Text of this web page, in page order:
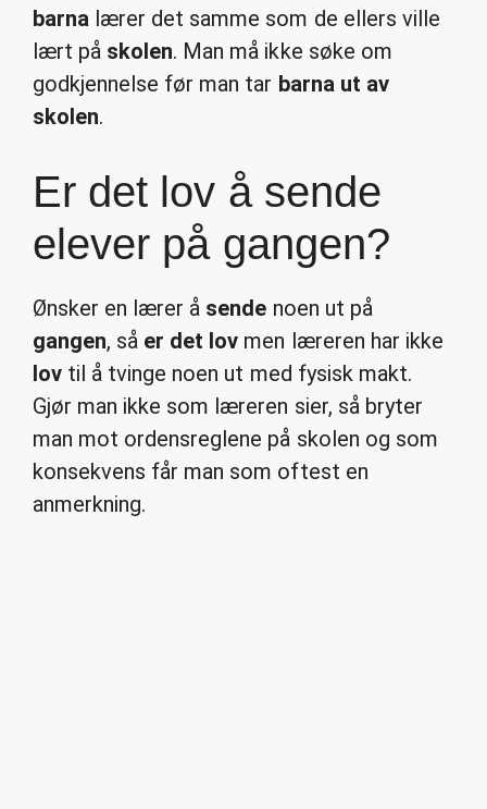
barna lærer det samme som de ellers ville
lært på skolen. Man må ikke søke om
godkjennelse før man tar barna ut av
skolen.
Er det lov å sende
elever på gangen?
Ønsker en lærer å sende noen ut på
gangen, så er det lov men læreren har ikke
lov til å tvinge noen ut med fysisk makt.
Gjør man ikke som læreren sier, så bryter
man mot ordensreglene på skolen og som
konsekvens får man som oftest en
anmerkning.